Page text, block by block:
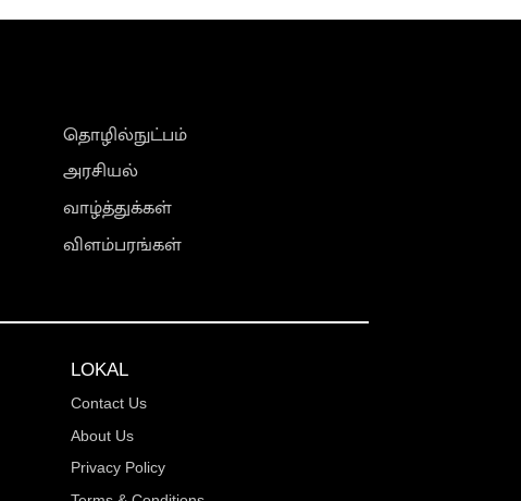
தொழில்நுட்பம்
அரசியல்
வாழ்த்துக்கள்
விளம்பரங்கள்
LOKAL
Contact Us
About Us
Privacy Policy